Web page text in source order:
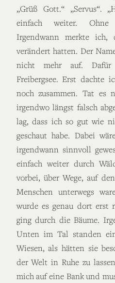
„Grüß Gott.“ „Servus“.
einfach weiter. Ohne
Irgendwann merkte ich,
verändert hatten. Der
nicht mehr auf.
Freibergsee. Erst dachte
noch zusammen. Tat es
irgendwo längst falsch
lag, dass ich so gut wie
geschaut habe. Dabei
irgendwann sinnvoll
einfach weiter durch
vorbei, über Wege, auf
Menschen unterwegs
wurde es genau dort erst
ging durch die Bäume.
Unten im Tal standen
Wiesen, als hätten sie
der Welt in Ruhe zu
mich auf eine Bank und